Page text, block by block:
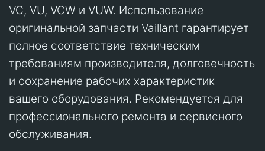
VC, VU, VCW и VUW. Использование
оригинальной запчасти Vaillant гарантирует
полное соответствие техническим
требованиям производителя, долговечность
и сохранение рабочих характеристик
вашего оборудования. Рекомендуется для
профессионального ремонта и сервисного
обслуживания.